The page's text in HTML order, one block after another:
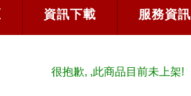
資訊下載 服務資訊
很抱歉, ,此商品目前未上架!